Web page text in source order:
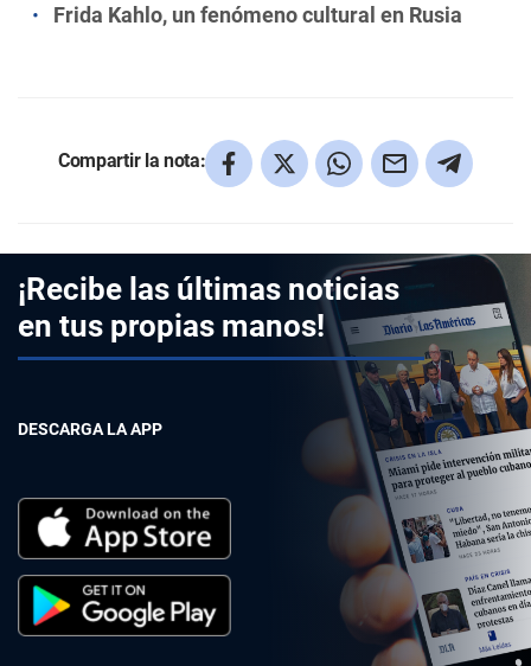
Frida Kahlo, un fenómeno cultural en Rusia
Compartir la nota:
¡Recibe las últimas noticias
en tus propias manos!
DESCARGA LA APP